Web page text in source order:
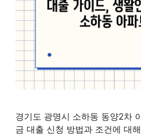
경기도 광명시 소하동 동양2차
금 대출 신청 방법과 조건에 대